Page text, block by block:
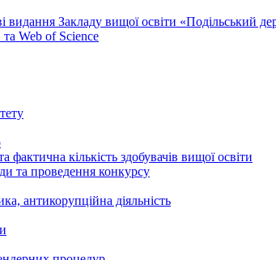
видання Закладу вищої освіти «Подільський
Web of Science
фактична кількість здобувачів вищої освіти
та проведення конкурсу
антикорупційна діяльність